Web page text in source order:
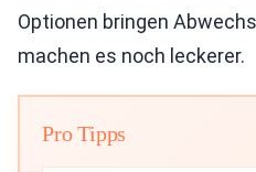
Optionen bringen
machen es noch leckerer.
Pro Tipps